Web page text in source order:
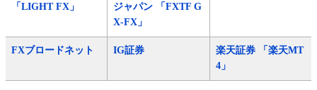
「LIGHT FX」
ジャパン 「FXTF G
X-FX」
FXブロードネット IG証券
楽天証券 「楽天MT
4」